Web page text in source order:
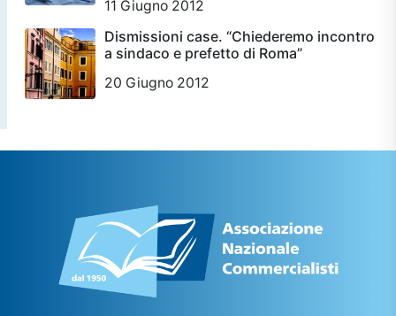
11 Giugno 2012
Dismissioni case. “Chiederemo incontro
a sindaco e prefetto di Roma”
20 Giugno 2012